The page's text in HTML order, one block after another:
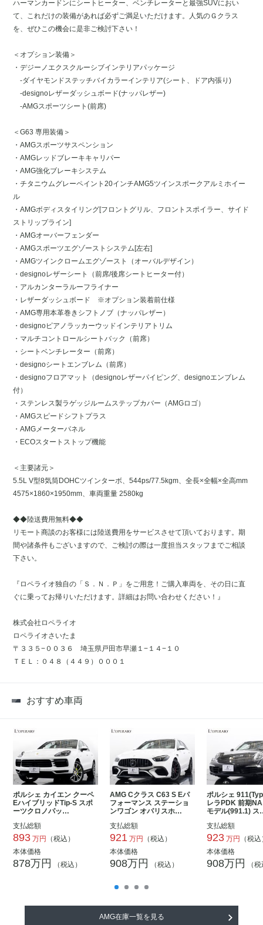
ハーマンカードンにシートヒーター、ベンチレーターと最強SUVにおい
て、これだけの装備があれば必ずご満足いただけます。人気のＧクラス
を、ぜひこの機会に是非ご検討下さい！
＜オプション装備＞
・デジーノエクスクルーシブインテリアパッケージ
-ダイヤモンドステッチバイカラーインテリア(シート、ドア内張り)
-designoレザーダッシュボード(ナッパレザー)
-AMGスポーツシート(前席)
＜G63 専用装備＞
・AMGスポーツサスペンション
・AMGレッドブレーキキャリパー
・AMG強化ブレーキシステム
・チタニウムグレーペイント20インチAMG5ツインスポークアルミホイー
ル
・AMGボディスタイリング[フロントグリル、フロントスポイラー、サイド
ストリップライン]
・AMGオーバーフェンダー
・AMGスポーツエグゾーストシステム[左右]
・AMGツインクロームエグゾースト（オーバルデザイン）
・designoレザーシート（前席/後席シートヒーター付）
・アルカンターラルーフライナー
・レザーダッシュボード ※オプション装着前仕様
・AMG専用本革巻きシフトノブ（ナッパレザー）
・designoピアノラッカーウッドインテリアトリム
・マルチコントロールシートバック（前席）
・シートベンチレーター（前席）
・designoシートエンブレム（前席）
・designoフロアマット（designoレザーパイピング、designoエンブレム
付）
・ステンレス製ラゲッジルームステップカバー（AMGロゴ）
・AMGスピードシフトプラス
・AMGメーターパネル
・ECOスタートストップ機能
＜主要諸元＞
5.5L V型8気筒DOHCツインターボ、544ps/77.5kgm、全長×全幅×全高mm
4575×1860×1950mm、車両重量 2580kg
◆◆陸送費用無料◆◆
リモート商談のお客様には陸送費用をサービスさせて頂いております。期
間や諸条件もございますので、ご検討の際は一度担当スタッフまでご相談
下さい。
『ロペライオ独自の「Ｓ．Ｎ．Ｐ」をご用意！ご購入車両を、その日に直
ぐに乗ってお帰りいただけます。詳細はお問い合わせください！』
株式会社ロペライオ
ロペライオさいたま
〒３３５−００３６ 埼玉県戸田市早瀬１−１４−１０
ＴＥＬ：０４８（４４９）０００１
おすすめ車両
ポルシェ カイエン クーペ
EハイブリッドTip-S スポ
ーツクロノパッ…
支払総額
893 万円
（税込）
本体価格
878万円 （税込）
AMG Cクラス C63 S Eパ
フォーマンス ステーショ
ンワゴン オパリスホ…
支払総額
921 万円
（税込）
本体価格
908万円 （税込）
ポルシェ
レラPDK 前期
モデル(991.1)
支払総額
923 万円
（税
本体価格
908万円 （
AMG在庫一覧を見る